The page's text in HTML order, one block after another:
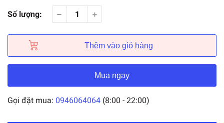
Số lượng:
Thêm vào giỏ hàng
Mua ngay
Gọi đặt mua: 0946064064 (8:00 - 22:00)